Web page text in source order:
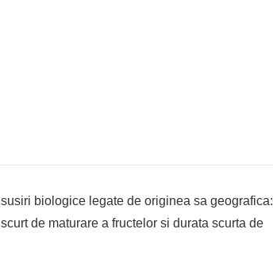
biologice legate de originea sa geografica:
de maturare a fructelor si durata scurta de